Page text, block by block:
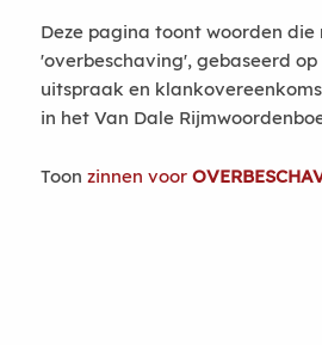
Deze pagina toont woorden die
'overbeschaving', gebaseerd
uitspraak en
in het Van Dale
Toon zinnen voor